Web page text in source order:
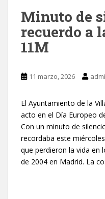
Minuto de
recuerdo a
11M
11 marzo, 2026
El Ayuntamiento de la
acto en el Día Europeo
Con un minuto de
recordaba este
que perdieron la vida en
de 2004 en Madrid. La